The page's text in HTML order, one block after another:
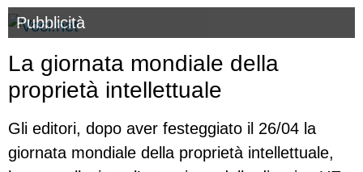
Pubblicità
La giornata mondiale della
proprietà intellettuale
Gli editori, dopo aver festeggiato il 26/04 la
giornata mondiale della proprietà intellettuale,